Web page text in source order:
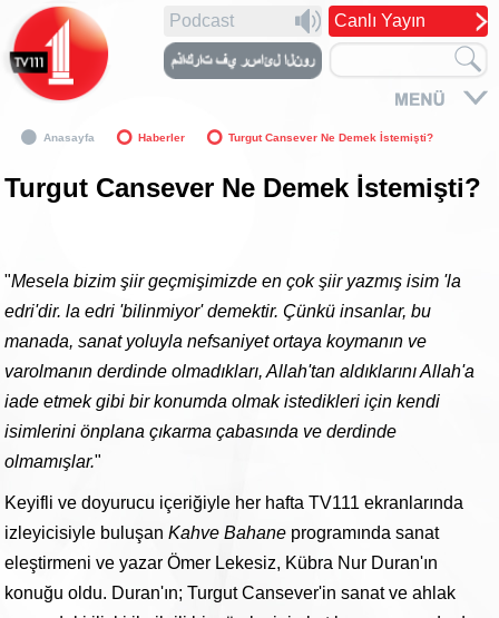
Canlı Yayın
Podcast
Anasayfa Haberler Turgut Cansever Ne Demek İstemişti?
Turgut Cansever Ne Demek İstemişti?
"Mesela bizim şiir geçmişimizde en çok şiir yazmış isim 'la
edri'dir. la edri 'bilinmiyor' demektir. Çünkü insanlar, bu
manada, sanat yoluyla nefsaniyet ortaya koymanın ve
varolmanın derdinde olmadıkları, Allah'tan aldıklarını Allah'a
iade etmek gibi bir konumda olmak istedikleri için kendi
isimlerini önplana çıkarma çabasında ve derdinde
olmamışlar."
Keyifli ve doyurucu içeriğiyle her hafta TV111 ekranlarında
izleyicisiyle buluşanKahve Bahane programında sanat
eleştirmeni ve yazar Ömer Lekesiz, Kübra Nur Duran'ın
konuğu oldu. Duran'ın; Turgut Cansever'in sanat ve ahlak